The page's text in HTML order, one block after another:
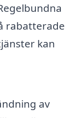
rabatterade
kan
av